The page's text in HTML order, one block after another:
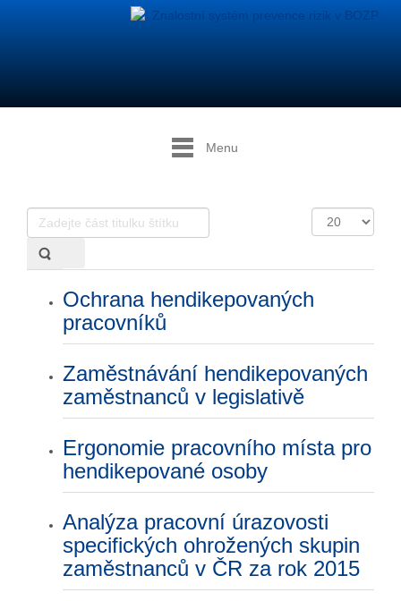
Menu
Zadejte
část
titulku
štítku
Počet
zobrazení
Ochrana hendikepovaných
pracovníků
Zaměstnávání hendikepovaných
zaměstnanců v legislativě
Ergonomie pracovního místa pro
hendikepované osoby
Analýza pracovní úrazovosti
specifických ohrožených skupin
zaměstnanců v ČR za rok 2015